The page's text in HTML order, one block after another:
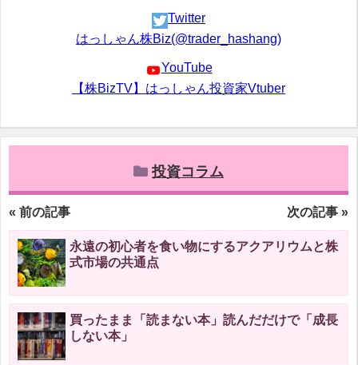
Twitter
はっしゃん株Biz(@trader_hashang)
YouTube
【株BizTV】はっしゃん投資家Vtuber
投資コラム
« 前の記事 次の記事 »
永遠の初心者を食い物にするアクアリウムと株
式市場の共通点
買ったまま「読まない本」読んだだけで「成長
しない本」